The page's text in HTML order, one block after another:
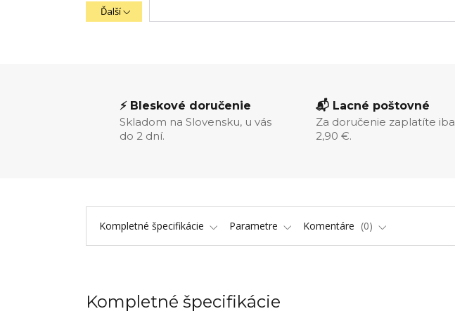
Ďalší
⚡ Bleskové doručenie
Skladom na Slovensku, u vás
do 2 dní.
📬 Lacné poštovné
Za doručenie zaplatíte iba
2,90 €.
Kompletné špecifikácie Parametre Komentáre 0
Kompletné špecifikácie